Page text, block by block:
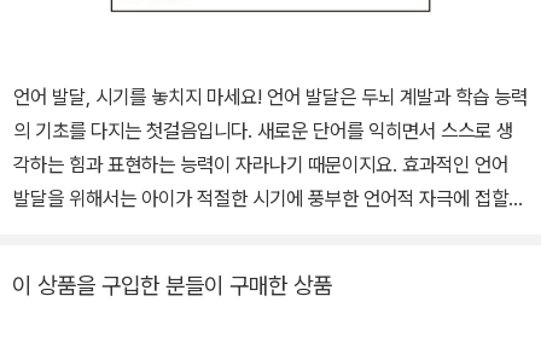
언어 발달, 시기를 놓치지 마세요! 언어 발달은 두뇌 계발과 학습 능력
의 기초를 다지는 첫걸음입니다. 새로운 단어를 익히면서 스스로 생
각하는 힘과 표현하는 능력이 자라나기 때문이지요. 효과적인 언어
발달을 위해서는 아이가 적절한 시기에 풍부한 언어적 자극에 접할
우의 목소리로 청각을 동시에 자극하여 아이의 언어 발달을 촉진합니
이 상품을 구입한 분들이 구매한 상품